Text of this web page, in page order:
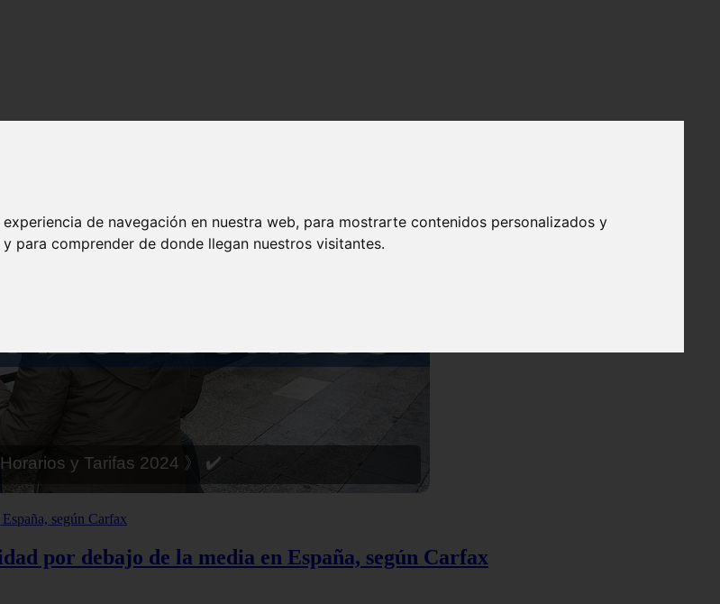
de navegación en nuestra web, para mostrarte contenidos personalizados y
para comprender de donde llegan nuestros visitantes.
y Tarifas 2024 》 ✔️
por debajo de la media en España, según Carfax